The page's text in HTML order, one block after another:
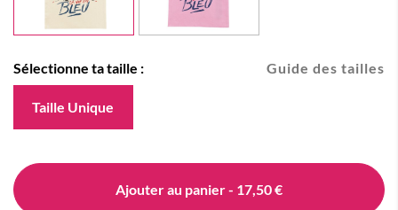
Guide des tailles
Sélectionne ta taille :
Taille Unique
Ajouter au panier- 17,50 €